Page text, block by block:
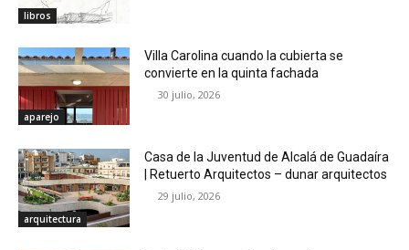
libros
aparejo
Villa Carolina cuando la cubierta se
convierte en la quinta fachada
30 julio, 2026
arquitectura
Casa de la Juventud de Alcalá de Guadaíra
| Retuerto Arquitectos – dunar arquitectos
29 julio, 2026